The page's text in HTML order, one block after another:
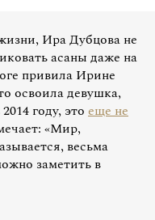
Ира Дубцова не
асаны даже на
привила Ирине
освоила девушка,
году, это еще не
«Мир,
весьма
заметить в